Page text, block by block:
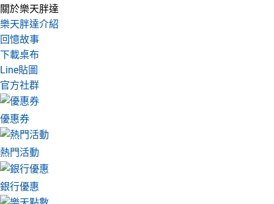
關於樂天胖達
樂天胖達介紹
回憶故事
下載桌布
Line貼圖
官方社群
優惠券
熱門活動
銀行優惠